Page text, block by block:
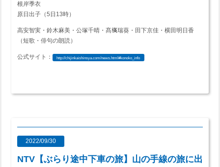
根岸季衣
原日出子（5日13時）
高安智実・鈴木麻美・公塚千晴・髙𣘺瑞葵・田下京佳・横田明日香
（短歌・俳句の朗読）
公式サイト： http://chijinkaishinsya.com/news.html#konoko_info
2022/09/30
NTV【ぶらり途中下車の旅】山の手線の旅に出